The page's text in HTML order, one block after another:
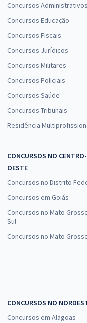
Concursos Administrativos
Concursos Educação
Concursos Fiscais
Concursos Jurídicos
Concursos Militares
Concursos Policiais
Concursos Saúde
Concursos Tribunais
Residência
CONCURSOS NO CENTRO-
OESTE
Concursos no Distrito
Concursos em Goiás
Concursos no Mato
Sul
Concursos no Mato
CONCURSOS NO
Concursos em Alagoas